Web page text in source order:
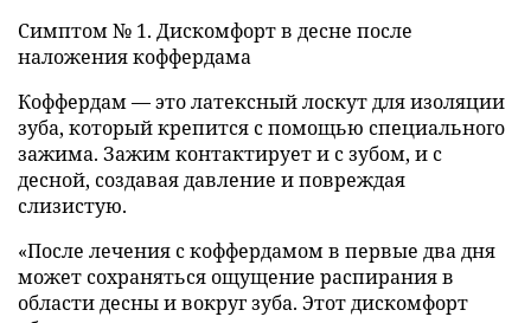
Симптом № 1. Дискомфорт в десне после
наложения коффердама
Коффердам — это латексный лоскут для изоляции
зуба, который крепится с помощью специального
зажима. Зажим контактирует и с зубом, и с
десной, создавая давление и повреждая
слизистую.
«После лечения с коффердамом в первые два дня
может сохраняться ощущение распирания в
области десны и вокруг зуба. Этот дискомфорт